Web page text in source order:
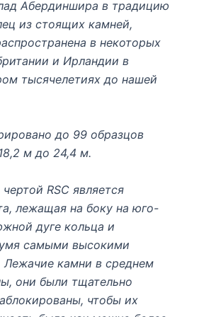
Абердиншира в традицию
из стоящих камней,
в некоторых
и Ирландии в
тысячелетиях до нашей
до 99 образцов
м до 24,4 м.
RSC является
лежащая на боку на юго-
дуге кольца и
самыми высокими
Лежачие камни в среднем
они были тщательно
чтобы их